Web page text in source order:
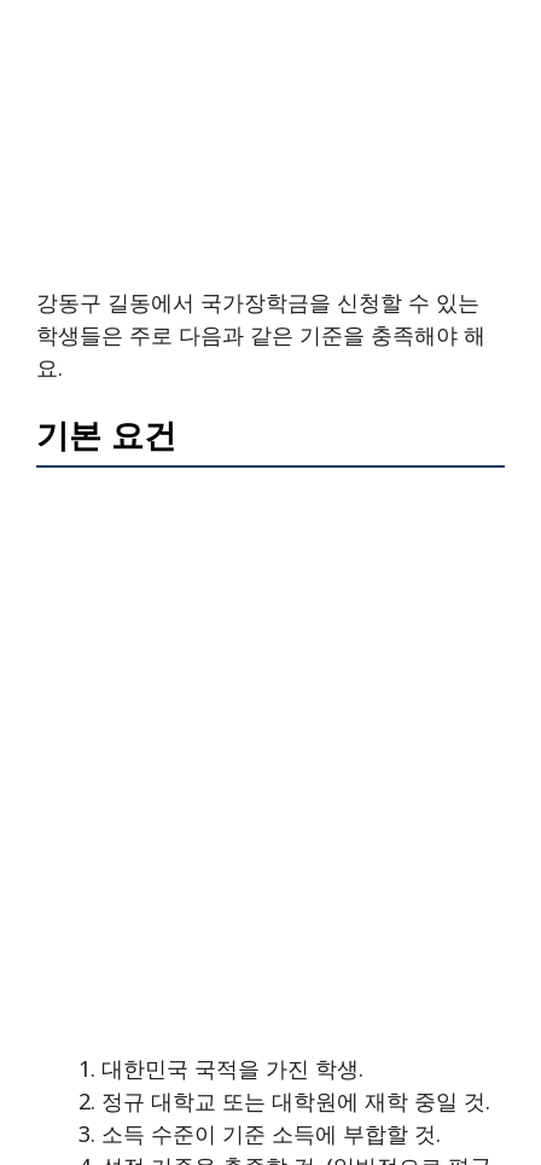
강동구 길동에서 국가장학금을 신청할 수 있는
학생들은 주로 다음과 같은 기준을 충족해야 해
요.
기본 요건
대한민국 국적을 가진 학생.
정규 대학교 또는 대학원에 재학 중일 것.
소득 수준이 기준 소득에 부합할 것.